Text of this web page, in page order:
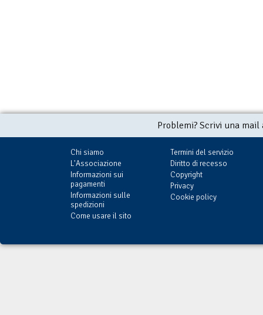
Problemi? Scrivi una
Chi siamo
L'Associazione
Informazioni sui
pagamenti
Informazioni sulle
spedizioni
Come usare il sito
Termini del servizio
Diritto di recesso
Copyright
Privacy
Cookie policy